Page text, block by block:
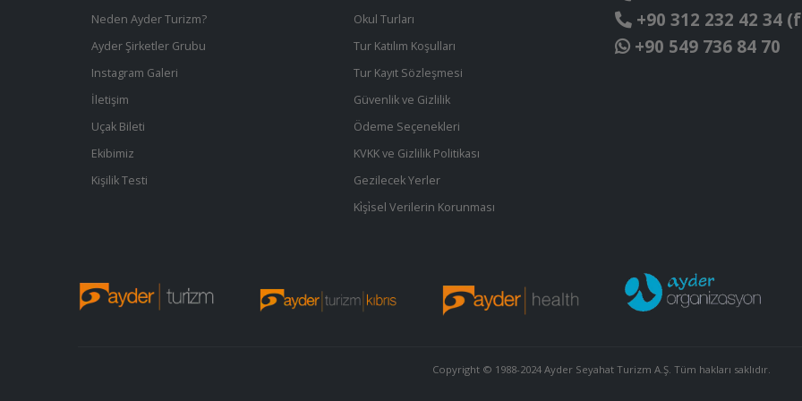
Neden Ayder Turizm?
Ayder Şirketler Grubu
Instagram Galeri
İletişim
Uçak Bileti
Ekibimiz
Kişilik Testi
Okul Turları
Tur Katılım Koşulları
Tur Kayıt Sözleşmesi
Güvenlik ve Gizlilik
Ödeme Seçenekleri
KVKK ve Gizlilik Politikası
Gezilecek Yerler
Ki̇şi̇sel Verilerin Korunması
+90 312 232 42 34
+90 549 736 84 70
Copyright © 1988-2024 Ayder Seyahat Turizm A.Ş. Tüm hakları saklıdır.